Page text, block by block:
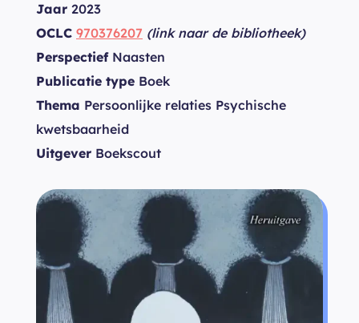
Jaar 2023
OCLC 970376207 (link naar de bibliotheek)
PerspectiefNaasten
Publicatie type Boek
Thema Persoonlijke relaties Psychische
kwetsbaarheid
Uitgever Boekscout